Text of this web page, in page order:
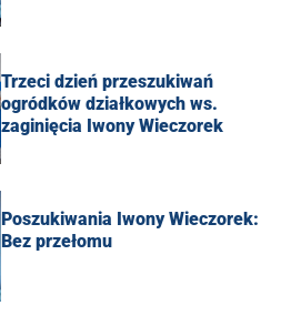
Trzeci dzień przeszukiwań
ogródków działkowych ws.
zaginięcia Iwony Wieczorek
Poszukiwania Iwony Wieczorek:
Bez przełomu